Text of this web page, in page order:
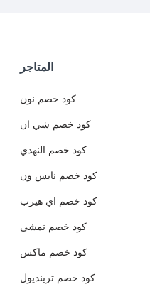
المتاجر
كود خصم نون
كود خصم شي ان
كود خصم النهدي
كود خصم نايس ون
كود خصم اي هيرب
كود خصم نمشي
كود خصم ماكس
كود خصم ترينديول